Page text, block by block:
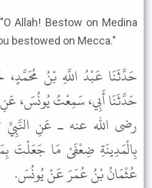
bestowed on Mecca."
حَدَّثَنَا عَبْدُ اللَّهِ بْنُ
حَدَّثَنَا أَبِي، سَمِعْتُ يُونُسَ،
رضى الله عنه ـ عَنِ
بِالْمَدِينَةِ ضِعْفَىْ مَا جَعَلْتَ
عُثْمَانُ بْنُ عُمَرَ عَنْ يُونُسَ.